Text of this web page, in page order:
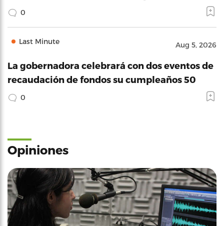
0
Last Minute Aug 5, 2026
La gobernadora celebrará con dos eventos de
recaudación de fondos su cumpleaños 50
0
Opiniones